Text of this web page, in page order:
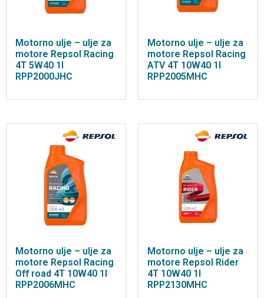
Motorno ulje – ulje za
motore Repsol Racing
4T 5W40 1l
RPP2000JHC
Motorno ulje – ulje za
motore Repsol Racing
ATV 4T 10W40 1l
RPP2005MHC
Motorno ulje – ulje za
motore Repsol Racing
Off road 4T 10W40 1l
RPP2006MHC
Motorno ulje – ulje za
motore Repsol Rider
4T 10W40 1l
RPP2130MHC